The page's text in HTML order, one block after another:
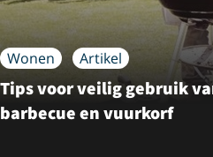
Wonen Artikel
Tips voor veilig gebruik
barbecue en vuurkorf